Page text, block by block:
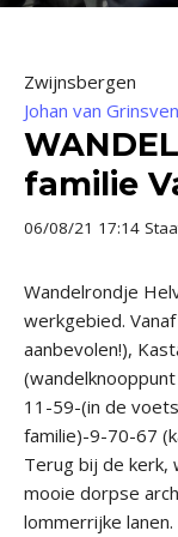
Zwijnsbergen
Johan van Grinsven
familie
06/08/21 17:14
Wandelrondje
werkgebied.
aanbevolen!),
11-59-(in de
familie)-9-70-67
Terug bij de kerk,
mooie dorpse
lommerrijke